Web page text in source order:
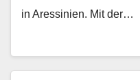
in Aressinien. Mit der…